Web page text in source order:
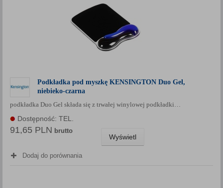
Podkładka pod myszkę KENSINGTON Duo Gel,
niebieko-czarna
podkładka Duo Gel składa się z trwałej winylowej podkładki…
Dostępność: TEL.
91,65 PLN brutto
Wyświetl
Dodaj do porównania